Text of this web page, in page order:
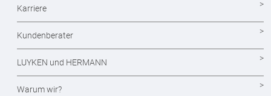
Notizblöcke
Durchschreibesätze
Formulare - Formularsätze
Endlosformulare
Karriere
Kundenberater
LUYKEN und HERMANN
Warum wir?